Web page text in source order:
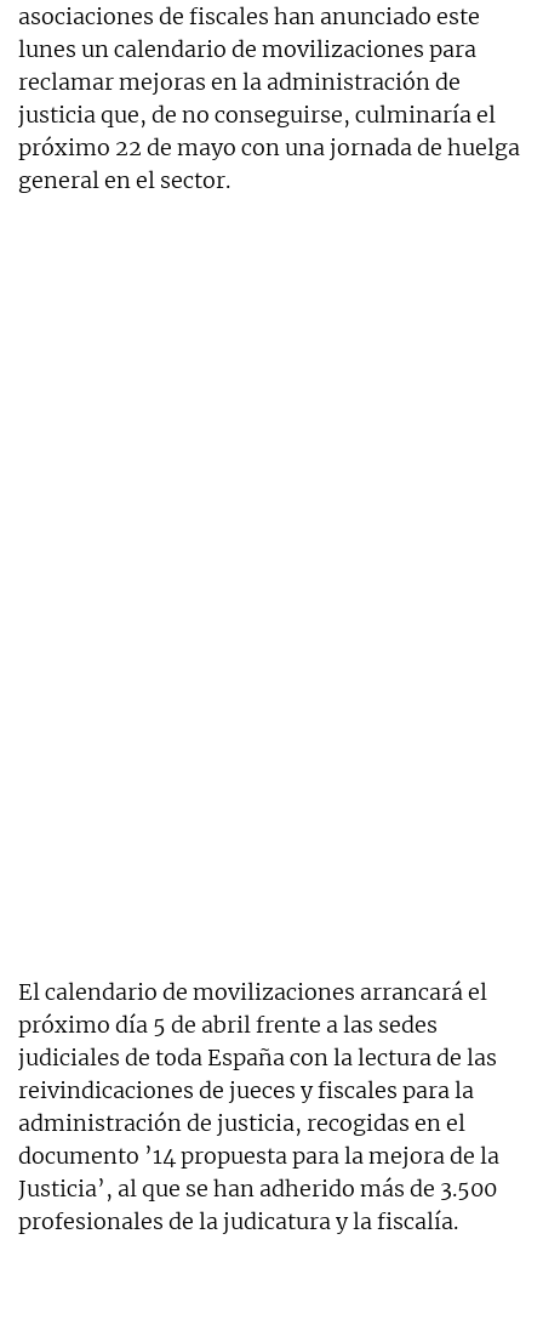
asociaciones de fiscales han anunciado este
lunes un calendario de movilizaciones para
reclamar mejoras en la administración de
justicia que, de no conseguirse, culminaría el
próximo 22 de mayo con una jornada de huelga
general en el sector.
El calendario de movilizaciones arrancará el
próximo día 5 de abril frente a las sedes
judiciales de toda España con la lectura de las
reivindicaciones de jueces y fiscales para la
administración de justicia, recogidas en el
documento ’14 propuesta para la mejora de la
Justicia’, al que se han adherido más de 3.500
profesionales de la judicatura y la fiscalía.